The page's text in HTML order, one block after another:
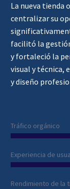
La nueva tienda
centralizar su
facilitó la
y fortaleció la
visual y técnica,
y diseño
Tráfico orgánico
Experiencia de
Rendimiento de la